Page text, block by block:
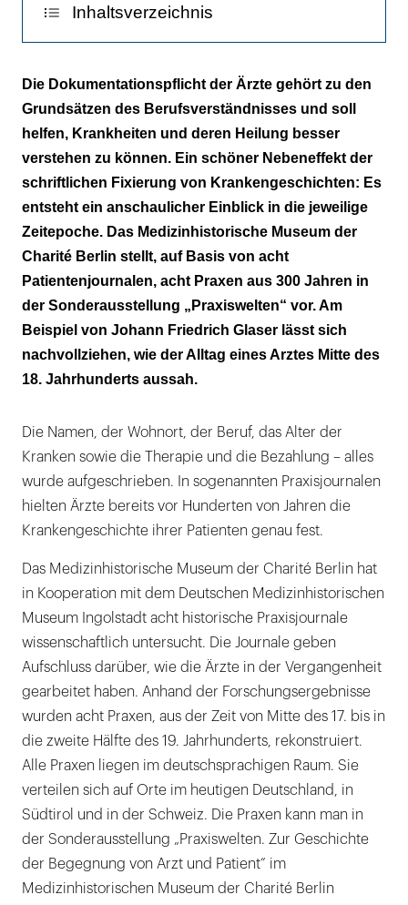
einer
Familie
von
Scharfrichtern
bis
zum
Stadtarzt
aufzusteigen.
|
Inhaltsverzeichnis
Momentaufnahmen des Praxisalltags
Präzise Beobachtung bis hin zur Urinschau
Kernkompetenz: Foltern und Hinrichten
Aufstieg zum Amts- und Stadtarzt in Suhl
Einzugsgebiet: Kein Weg ist zu weit
Verbindende Erzählung nicht möglich
Die Dokumentationspflicht der Ärzte gehört zu den
Grundsätzen des Berufsverständnisses und soll
helfen, Krankheiten und deren Heilung besser
verstehen zu können. Ein schöner Nebeneffekt der
schriftlichen Fixierung von Krankengeschichten: Es
entsteht ein anschaulicher Einblick in die jeweilige
Zeitepoche. Das Medizinhistorische Museum der
Charité Berlin stellt, auf Basis von acht
Patientenjournalen, acht Praxen aus 300 Jahren in
der Sonderausstellung „Praxiswelten“ vor. Am
Beispiel von Johann Friedrich Glaser lässt sich
nachvollziehen, wie der Alltag eines Arztes Mitte des
18. Jahrhunderts aussah.
Die Namen, der Wohnort, der Beruf, das Alter der
Kranken sowie die Therapie und die Bezahlung – alles
wurde aufgeschrieben. In sogenannten Praxisjournalen
hielten Ärzte bereits vor Hunderten von Jahren die
Krankengeschichte ihrer Patienten genau fest.
Das Medizinhistorische Museum der Charité Berlin hat
in Kooperation mit dem Deutschen Medizinhistorischen
Museum Ingolstadt acht historische Praxisjournale
wissenschaftlich untersucht. Die Journale geben
Aufschluss darüber, wie die Ärzte in der Vergangenheit
gearbeitet haben. Anhand der Forschungsergebnisse
wurden acht Praxen, aus der Zeit von Mitte des 17. bis in
die zweite Hälfte des 19. Jahrhunderts, rekonstruiert.
Alle Praxen liegen im deutschsprachigen Raum. Sie
verteilen sich auf Orte im heutigen Deutschland, in
Südtirol und in der Schweiz. Die Praxen kann man in
der Sonderausstellung „Praxiswelten. Zur Geschichte
der Begegnung von Arzt und Patient“ im
Medizinhistorischen Museum der Charité Berlin